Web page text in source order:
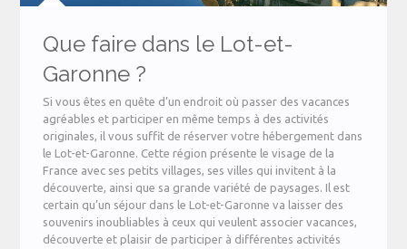
Que faire dans le Lot-et-
Garonne ?
Si vous êtes en quête d’un endroit où passer des vacances
agréables et participer en même temps à des activités
originales, il vous suffit de réserver votre hébergement dans
le Lot-et-Garonne. Cette région présente le visage de la
France avec ses petits villages, ses villes qui invitent à la
découverte, ainsi que sa grande variété de paysages. Il est
certain qu’un séjour dans le Lot-et-Garonne va laisser des
souvenirs inoubliables à ceux qui veulent associer vacances,
découverte et plaisir de participer à différentes activités